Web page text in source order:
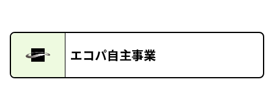
エコパ自主事業